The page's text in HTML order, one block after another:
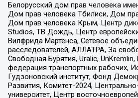
Белорусский дом прав человека
Дом прав человека Тбилиси, Дом
Дом прав человека Крым, Центр
Studios, ТВ Дождь, Центр
Вилфрида Мартенса, Сетевое
расследователей, АЛЛАТРА, За
Свободная Бурятия, Uralic,
федерация транспортных рабочих,
Гудзоновский институт, Фонд
Развития, Комитет-2024,
университет, Центр